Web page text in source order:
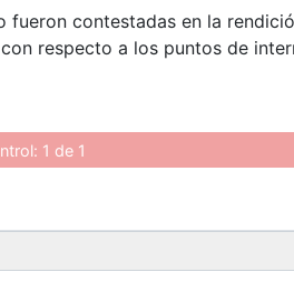
contestadas en la
respecto a los puntos de
1 de 1